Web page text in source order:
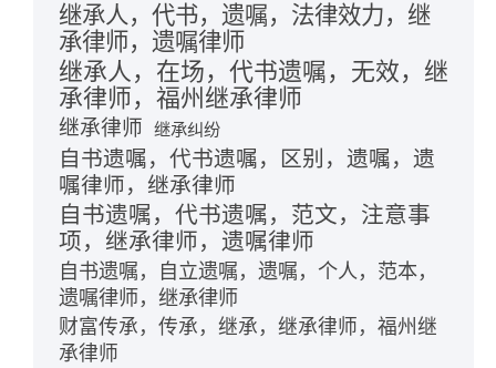
继承人，代书，遗嘱，法律效力，继
承律师，遗嘱律师
继承人，在场，代书遗嘱，无效，继
承律师，福州继承律师
继承律师 继承纠纷
自书遗嘱，代书遗嘱，区别，遗嘱，遗
嘱律师，继承律师
自书遗嘱，代书遗嘱，范文，注意事
项，继承律师，遗嘱律师
自书遗嘱，自立遗嘱，遗嘱，个人，范本，
遗嘱律师，继承律师
财富传承，传承，继承，继承律师，福州继
承律师